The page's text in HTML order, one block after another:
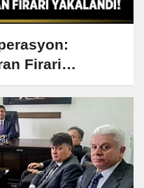
Firari